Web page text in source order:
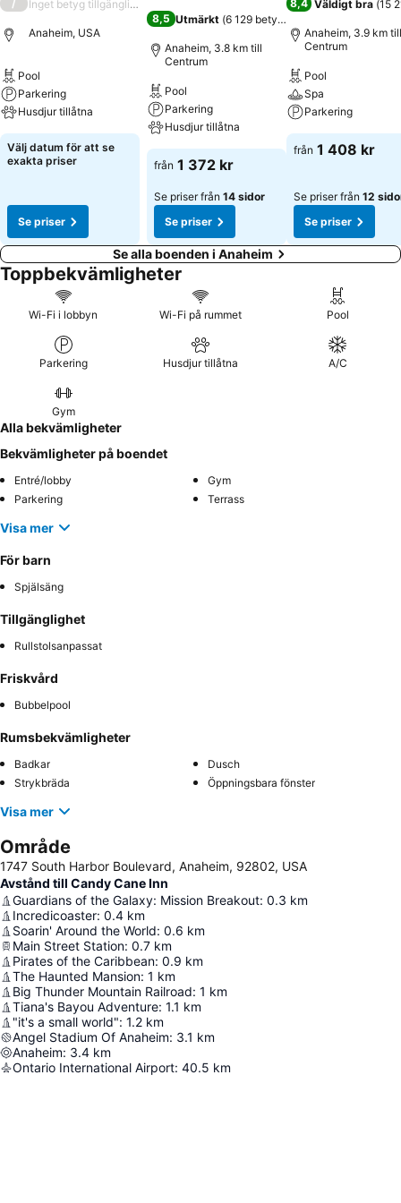
/ Inget betyg tillgängligt
Anaheim, USA
Pool
Parkering
Husdjur tillåtna
Välj datum för att se
exakta priser
Se priser
8,5 Utmärkt (6 129 betyg)
Anaheim, 3.8 km till
Centrum
Pool
Parkering
Husdjur tillåtna
från 1 372 kr
Se priser från 14 sidor
Se priser
8,4 Väldigt bra (15
Anaheim, 3.9 km till
Centrum
Pool
Spa
Parkering
från 1 408 kr
Se priser från 12
Se priser
Se alla boenden i Anaheim
Toppbekvämligheter
Wi-Fi i lobbyn Wi-Fi på rummet Pool
Parkering Husdjur tillåtna A/C
Gym
Alla bekvämligheter
Bekvämligheter på boendet
Entré/lobby
Gym
Parkering
Terrass
Visa mer
För barn
Spjälsäng
Tillgänglighet
Rullstolsanpassat
Friskvård
Bubbelpool
Rumsbekvämligheter
Badkar
Dusch
Strykbräda
Öppningsbara fönster
Visa mer
Område
1747 South Harbor Boulevard, Anaheim, 92802, USA
Avstånd till Candy Cane Inn
Guardians of the Galaxy: Mission Breakout: 0.3 km
Incredicoaster: 0.4 km
Soarin' Around the World: 0.6 km
Main Street Station: 0.7 km
Pirates of the Caribbean: 0.9 km
The Haunted Mansion: 1 km
Big Thunder Mountain Railroad: 1 km
Tiana's Bayou Adventure: 1.1 km
"it's a small world": 1.2 km
Angel Stadium Of Anaheim: 3.1 km
Anaheim: 3.4 km
Ontario International Airport: 40.5 km